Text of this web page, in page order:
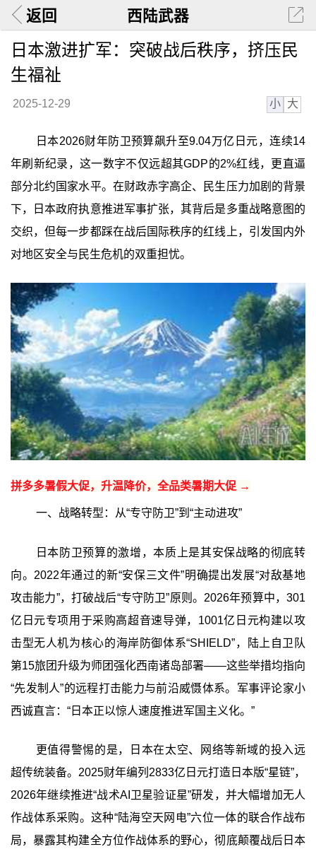
返回 西陆武器
日本激进扩军：突破战后秩序，挤压民
生福祉
2025-12-29 小 大
日本2026财年防卫预算飙升至9.04万亿日元，连续14
年刷新纪录，这一数字不仅远超其GDP的2%红线，更直逼
部分北约国家水平。在财政赤字高企、民生压力加剧的背景
下，日本政府执意推进军事扩张，其背后是多重战略意图的
交织，但每一步都踩在战后国际秩序的红线上，引发国内外
对地区安全与民生危机的双重担忧。
拼多多暑假大促，升温降价，全品类暑期大促 →
一、战略转型：从“专守防卫”到“主动进攻”
日本防卫预算的激增，本质上是其安保战略的彻底转
向。2022年通过的新“安保三文件”明确提出发展“对敌基地
攻击能力”，打破战后“专守防卫”原则。2026年预算中，301
亿日元专项用于采购高超音速导弹，1001亿日元构建以攻
击型无人机为核心的海岸防御体系“SHIELD”，陆上自卫队
第15旅团升级为师团强化西南诸岛部署——这些举措均指向
“先发制人”的远程打击能力与前沿威慑体系。军事评论家小
西诚直言：“日本正以惊人速度推进军国主义化。”
更值得警惕的是，日本在太空、网络等新域的投入远
超传统装备。2025财年编列2833亿日元打造日本版“星链”，
2026年继续推进“战术AI卫星验证星”研发，并大幅增加无人
作战体系采购。这种“陆海空天网电”六位一体的联合作战布
局，暴露其构建全方位作战体系的野心，彻底颠覆战后日本